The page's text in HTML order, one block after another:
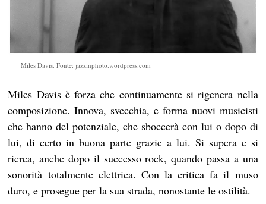
Miles Davis. Fonte: jazzinphoto.wordpress.com
Miles Davis è forza che continuamente si rigenera nella
composizione. Innova, svecchia, e forma nuovi musicisti
che hanno del potenziale, che sboccerà con lui o dopo di
lui, di certo in buona parte grazie a lui. Si supera e si
ricrea, anche dopo il successo rock, quando passa a una
sonorità totalmente elettrica. Con la critica fa il muso
duro, e prosegue per la sua strada, nonostante le ostilità.